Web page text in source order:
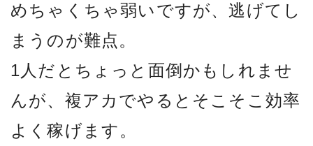
めちゃくちゃ弱いですが、逃げてし
まうのが難点。
1人だとちょっと面倒かもしれませ
んが、複アカでやるとそこそこ効率
よく稼げます。